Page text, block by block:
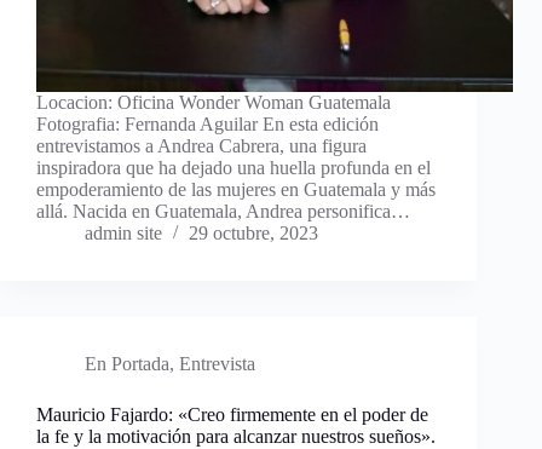
Locacion: Oficina Wonder Woman Guatemala
Fotografia: Fernanda Aguilar En esta edición
entrevistamos a Andrea Cabrera, una figura
inspiradora que ha dejado una huella profunda en el
empoderamiento de las mujeres en Guatemala y más
allá. Nacida en Guatemala, Andrea personifica…
admin site
29 octubre, 2023
En Portada, Entrevista
Mauricio Fajardo: «Creo firmemente en el poder de
la fe y la motivación para alcanzar nuestros sueños».